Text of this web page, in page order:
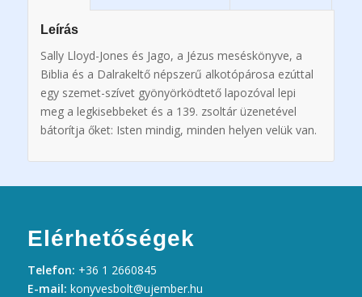
Leírás
Sally Lloyd-Jones és Jago, a Jézus meséskönyve, a
Biblia és a Dalrakeltő népszerű alkotópárosa ezúttal
egy szemet-szívet gyönyörködtető lapozóval lepi
meg a legkisebbeket és a 139. zsoltár üzenetével
bátorítja őket: Isten mindig, minden helyen velük van.
Elérhetőségek
Telefon: +36 1 2660845
E-mail: konyvesbolt@ujember.hu